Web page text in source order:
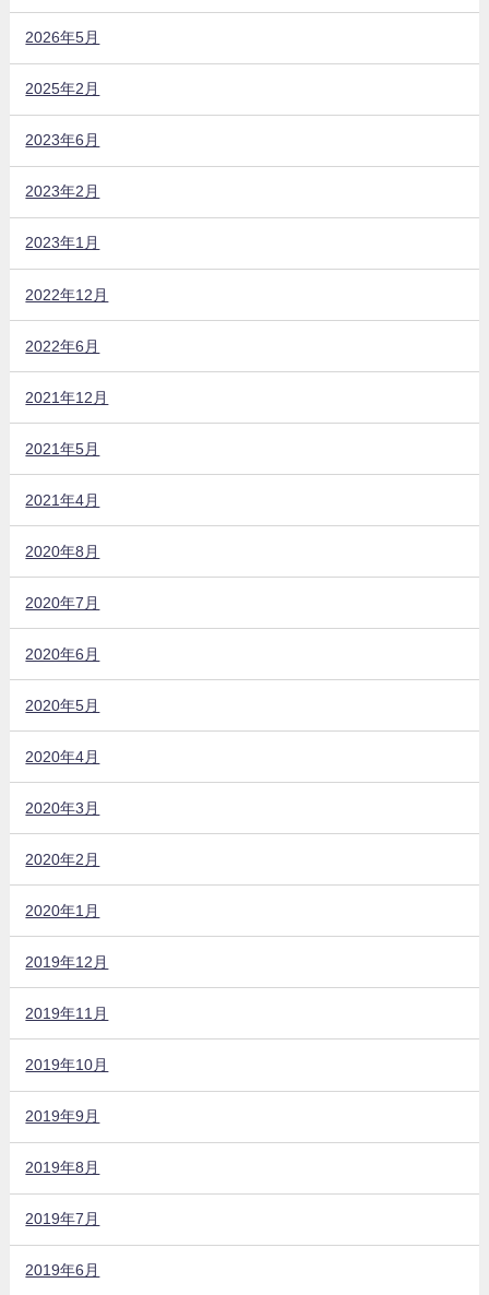
2026年5月
2025年2月
2023年6月
2023年2月
2023年1月
2022年12月
2022年6月
2021年12月
2021年5月
2021年4月
2020年8月
2020年7月
2020年6月
2020年5月
2020年4月
2020年3月
2020年2月
2020年1月
2019年12月
2019年11月
2019年10月
2019年9月
2019年8月
2019年7月
2019年6月